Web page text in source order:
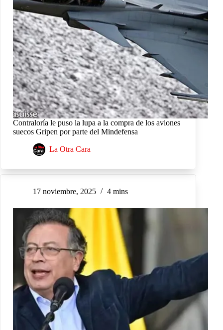
Contraloría le puso la lupa a la compra de los aviones
suecos Gripen por parte del Mindefensa
La Otra Cara
17 noviembre, 2025 4 mins